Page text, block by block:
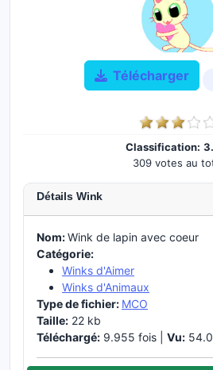
Télécharger
Classification:
309 votes au
Détails Wink
Nom:Wink de lapin avec coeur
Catégorie:
Winks d'Aimer
Winks d'Animaux
Type de fichier: MCO
Taille: 22 kb
Téléchargé: 9.955 fois | Vu: